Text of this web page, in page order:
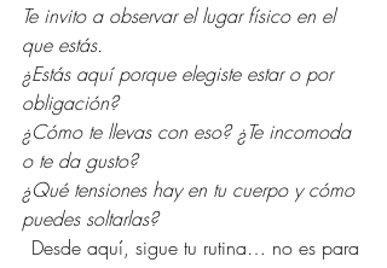
Te invito a observar el lugar físico en el
que estás.
¿Estás aquí porque elegiste estar o por
obligación?
¿Cómo te llevas con eso? ¿Te incomoda
o te da gusto?
¿Qué tensiones hay en tu cuerpo y cómo
puedes soltarlas?
Desde aquí, sigue tu rutina… no es para